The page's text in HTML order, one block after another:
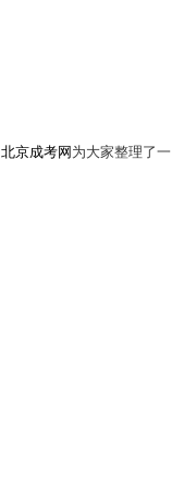
北京成考网为大家整理了一